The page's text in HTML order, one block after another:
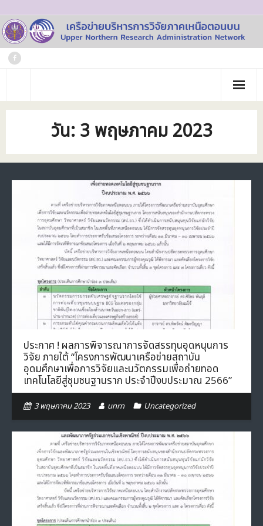
Skip
to
content
หน้าแรก
เกี่ยวกับเรา
- บุคลากร
- สถาบันสมาชิก
- ภารกิจเครือข่าย
- Privacy Policy
วารสาร
ข้อมูลโครงการวิจัย
ติดต่อเรา
วัน:3 พฤษภาคม 2023
ประกาศ ! ผลการพิจารณาการจัดสรรทุนอุดหนุนการ
วิจัย ภายใต้ “โครงการพัฒนาเครือข่ายสถาบัน
อุดมศึกษาเพื่อการวิจัยและนวัตกรรมเพื่อถ่ายทอด
เทคโนโลยีสู่ชุมชนฐานราก ประจำปีงบประมาณ 2566”
3 พฤษภาคม 2023 unrn Uncategorized